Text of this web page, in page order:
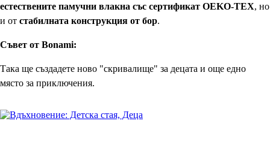
естествените памучни влакна със сертификат OEKO-TEX, но
и от стабилната конструкция от бор.
Съвет от Bonami:
Така ще създадете ново "скривалище" за децата и още едно
място за приключения.